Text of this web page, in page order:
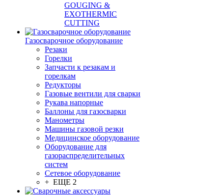
GOUGING &
EXOTHERMIC
CUTTING
Газосварочное оборудование
Резаки
Горелки
Запчасти к резакам и
горелкам
Редукторы
Газовые вентили для сварки
Рукава напорные
Баллоны для газосварки
Манометры
Машины газовой резки
Медицинское оборудование
Оборудование для
газораспределительных
систем
Сетевое оборудование
+ ЕЩЕ 2